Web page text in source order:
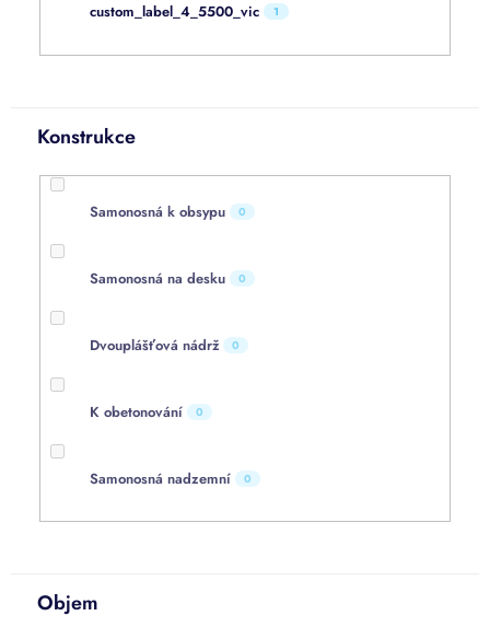
custom_label_4_5500_vic 1
Konstrukce
Samonosná k obsypu 0
Samonosná na desku 0
Dvouplášťová nádrž 0
K obetonování 0
Samonosná nadzemní 0
Objem